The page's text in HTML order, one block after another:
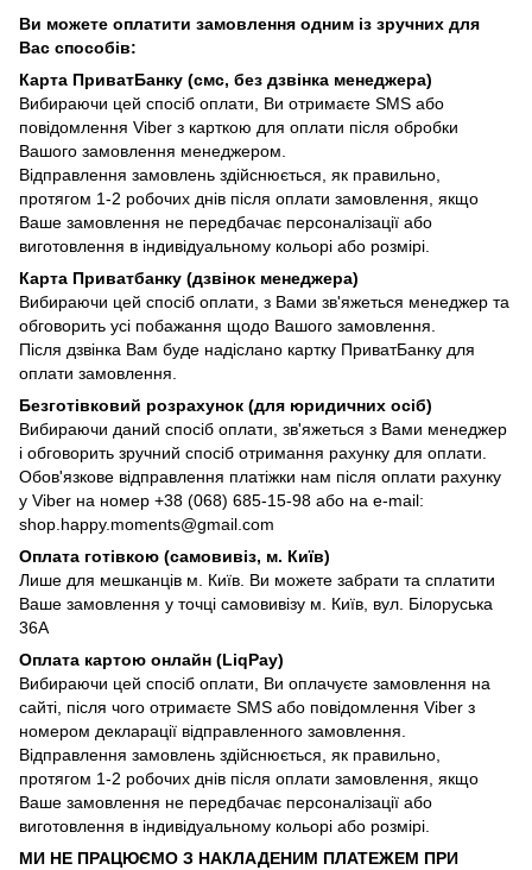
Ви можете оплатити замовлення одним із зручних для
Вас способів:
Карта ПриватБанку (смс, без дзвінка менеджера)
Вибираючи цей спосіб оплати, Ви отримаєте SMS або
повідомлення Viber з карткою для оплати після обробки
Вашого замовлення менеджером.
Відправлення замовлень здійснюється, як правильно,
протягом 1-2 робочих днів після оплати замовлення, якщо
Ваше замовлення не передбачає персоналізації або
виготовлення в індивідуальному кольорі або розмірі.
Карта Приватбанку (дзвінок менеджера)
Вибираючи цей спосіб оплати, з Вами зв'яжеться менеджер та
обговорить усі побажання щодо Вашого замовлення.
Після дзвінка Вам буде надіслано картку ПриватБанку для
оплати замовлення.
Безготівковий розрахунок (для юридичних осіб)
Вибираючи даний спосіб оплати, зв'яжеться з Вами менеджер
і обговорить зручний спосіб отримання рахунку для оплати.
Обов'язкове відправлення платіжки нам після оплати рахунку
у Viber на номер +38 (068) 685-15-98 або на e-mail:
shop.happy.moments@gmail.com
Оплата готівкою (самовивіз, м. Київ)
Лише для мешканців м. Київ. Ви можете забрати та сплатити
Ваше замовлення у точці самовивізу м. Київ, вул. Білоруська
36А
Оплата картою онлайн (LiqPay)
Вибираючи цей спосіб оплати, Ви оплачуєте замовлення на
сайті, після чого отримаєте SMS або повідомлення Viber з
номером декларації відправленного замовлення.
Відправлення замовлень здійснюється, як правильно,
протягом 1-2 робочих днів після оплати замовлення, якщо
Ваше замовлення не передбачає персоналізації або
виготовлення в індивідуальному кольорі або розмірі.
МИ НЕ ПРАЦЮЄМО З НАКЛАДЕНИМ ПЛАТЕЖЕМ ПРИ